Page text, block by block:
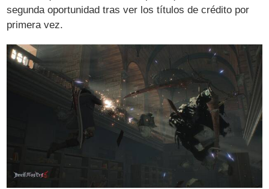
segunda oportunidad tras ver los títulos de crédito por
primera vez.